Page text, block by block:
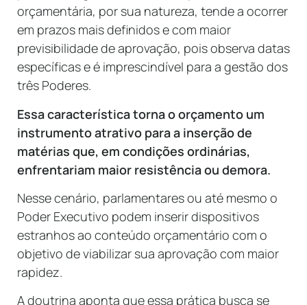
orçamentária, por sua natureza, tende a ocorrer
em prazos mais definidos e com maior
previsibilidade de aprovação, pois observa datas
específicas e é imprescindível para a gestão dos
três Poderes.
Essa característica torna o orçamento um
instrumento atrativo para a inserção de
matérias que, em condições ordinárias,
enfrentariam maior resistência ou demora.
Nesse cenário, parlamentares ou até mesmo o
Poder Executivo podem inserir dispositivos
estranhos ao conteúdo orçamentário com o
objetivo de viabilizar sua aprovação com maior
rapidez.
A doutrina aponta que essa prática busca se